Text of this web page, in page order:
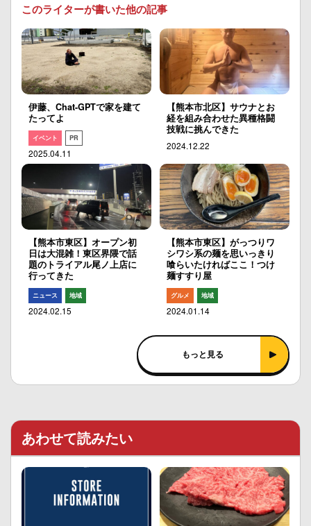
このライターが書いた他の記事
伊藤、Chat-GPTで家を建て
たってよ
イベント PR
2025.04.11
【熊本市北区】サウナとお
経を組み合わせた異種格闘
技戦に挑んできた
2024.12.22
【熊本市東区】オープン初
日は大混雑！東区界隈で話
題のトライアル尾ノ上店に
行ってきた
ニュース 地域
2024.02.15
【熊本市東区】がっつりワ
シワシ系の麺を思いっきり
喰らいたければここ！つけ
麺すすり屋
グルメ 地域
2024.01.14
もっと見る
あわせて読みたい